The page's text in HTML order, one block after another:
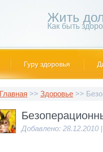
Жить
Как быть
Гуру здоровья
Главная >> Здоровье >>
Добавлено: